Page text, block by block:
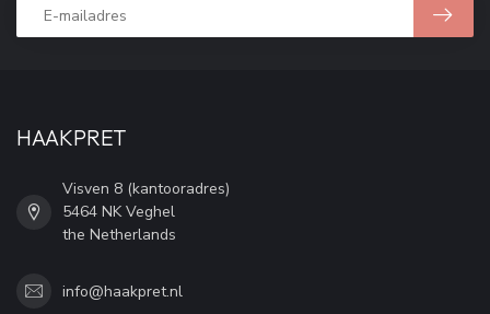
HAAKPRET
Visven 8 (kantooradres)
5464 NK Veghel
the Netherlands
info@haakpret.nl